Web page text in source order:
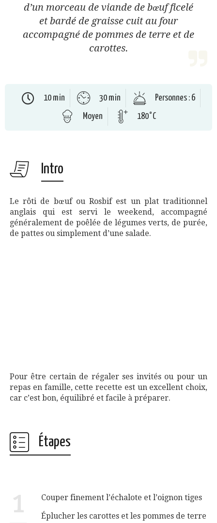
d’un morceau de viande de bœuf ficelé
et bardé de graisse cuit au four
accompagné de pommes de terre et de
carottes.
10 min 30 min
Personnes : 6
Moyen
180°C
Intro
Le rôti de bœuf ou Rosbif est un plat traditionnel
anglais qui est servi le weekend, accompagné
généralement de poêlée de légumes verts, de purée,
de pattes ou simplement d’une salade.
Pour être certain de régaler ses invités ou pour un
repas en famille, cette recette est un excellent choix,
car c’est bon, équilibré et facile à préparer.
Étapes
1
Couper finement l’échalote et l’oignon tiges
Éplucher les carottes et les pommes de terre